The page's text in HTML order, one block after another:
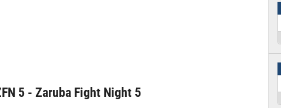
5 - Zaruba Fight Night 5